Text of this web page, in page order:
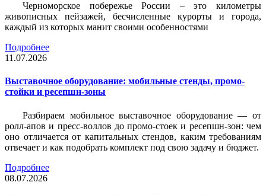
Черноморское побережье России – это километры
живописных пейзажей, бесчисленные курорты и города,
каждый из которых манит своими особенностями
Подробнее
11.07.2026
Выставочное оборудование: мобильные стенды, промо-
стойки и ресепшн-зоны
Разбираем мобильное выставочное оборудование — от
ролл-апов и пресс-воллов до промо-стоек и ресепшн-зон: чем
оно отличается от капитальных стендов, каким требованиям
отвечает и как подобрать комплект под свою задачу и бюджет.
Подробнее
08.07.2026